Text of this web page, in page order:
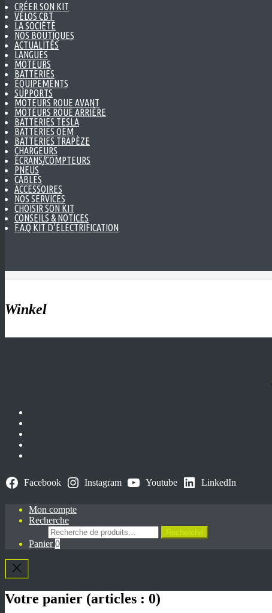
CRÉER SON KIT
VÉLOS CBT
LA SOCIÉTÉ
NOS BOUTIQUES
ACTUALITÉS
LANGUES
MOTEURS
BATTERIES
ÉQUIPEMENTS
SUPPORTS
MOTEURS ROUE AVANT
MOTEURS ROUE ARRIÈRE
BATTERIES TESLA
BATTERIES OEM
BATTERIES TRAPÈZE
CHARGEURS
ÉCRANS/COMPTEURS
PNEUS
CÂBLES
ACCESSOIRES
NOS SERVICES
CHOISIR SON KIT
CONSEILS & NOTICES
F.A.Q KIT D’ÉLECTRIFICATION
Winkel
Facebook Instagram Youtube LinkedIn
Mon compte
Recherche
Recherche
pour :
Recherche
Panier0
Votre panier (articles : 0)